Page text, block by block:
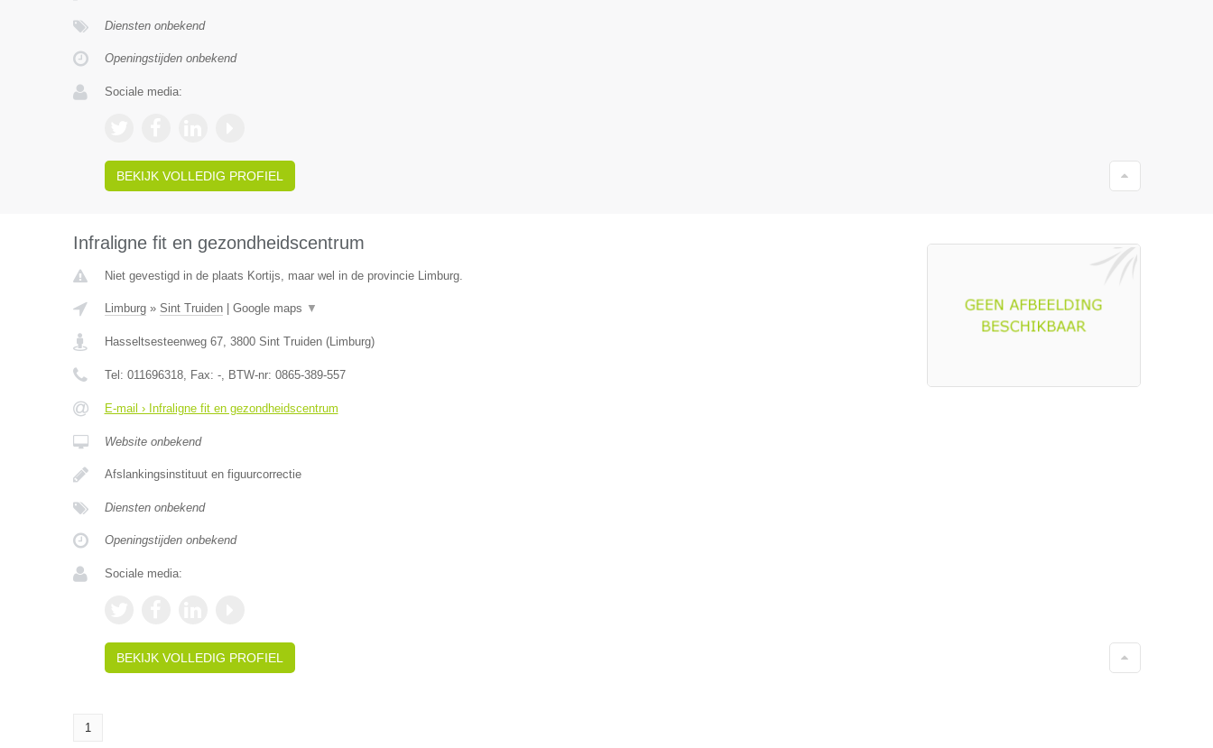
Diensten onbekend
Openingstijden onbekend
Sociale media:
BEKIJK VOLLEDIG PROFIEL
Infraligne fit en gezondheidscentrum
Niet gevestigd in de plaats Kortijs, maar wel in de provincie Limburg.
Limburg» Sint Truiden| Google maps ▼
Hasseltsesteenweg 67, 3800 Sint Truiden(Limburg)
Tel: 011696318, Fax: -, BTW-nr: 0865-389-557
E-mail › Infraligne fit en gezondheidscentrum
Website onbekend
Afslankingsinstituut en figuurcorrectie
Diensten onbekend
Openingstijden onbekend
Sociale media:
BEKIJK VOLLEDIG PROFIEL
1